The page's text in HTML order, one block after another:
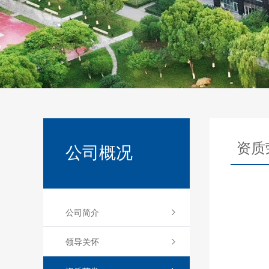
公司概况
公司简介
领导关怀
资